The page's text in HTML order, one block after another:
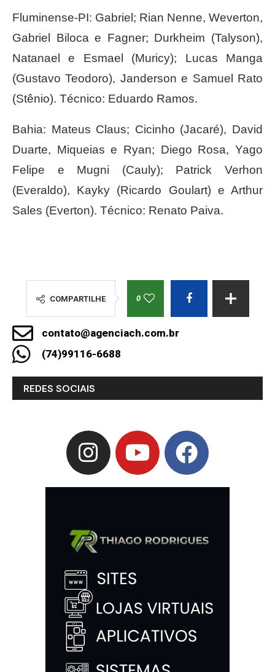
Fluminense-PI: Gabriel; Rian Nenne, Weverton,
Gabriel Biloca e Fagner; Durkheim (Talyson),
Natanael e Esmael (Muricy); Lucas Manga
(Gustavo Teodoro), Janderson e Samuel Rato
(Stênio). Técnico: Eduardo Ramos.
Bahia: Mateus Claus; Cicinho (Jacaré), David
Duarte, Miqueias e Ryan; Diego Rosa, Yago
Felipe e Mugni (Cauly); Patrick Verhon
(Everaldo), Kayky (Ricardo Goulart) e Arthur
Sales (Everton). Técnico: Renato Paiva.
COMPARTILHE 0
contato@agenciach.com.br
(74)99116-6688
REDES SOCIAIS